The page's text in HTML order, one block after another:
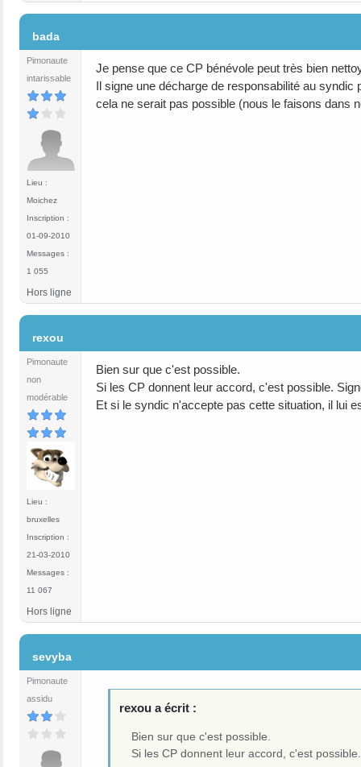
bada
Pimonaute
intarissable
Lieu :
Moichez
Inscription :
01-09-2010
Messages :
1 055
Je pense que ce CP bénévole peut très bien
Il signe une décharge de responsabilité au
cela ne serait pas possible (nous le faisons dans
Hors ligne
rexou
Pimonaute
non
modérable
Lieu :
bruxelles
Inscription :
21-03-2010
Messages :
11 067
Bien sur que c'est possible.
Si les CP donnent leur accord, c'est possible.
Et si le syndic n'accepte pas cette situation, il lui
Hors ligne
sevyba
Pimonaute
assidu
rexou a écrit :
Bien sur que c'est possible.
Si les CP donnent leur accord, c'est